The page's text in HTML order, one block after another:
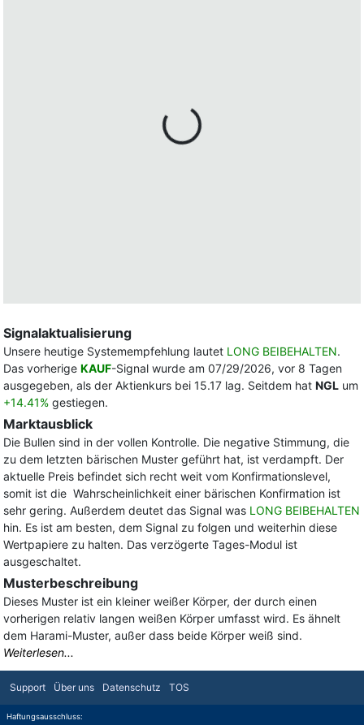
Signalaktualisierung
Unsere heutige Systemempfehlung lautet LONG BEIBEHALTEN.
Das vorherige KAUF-Signal wurde am 07/29/2026, vor 8 Tagen
ausgegeben, als der Aktienkurs bei 15.17 lag. Seitdem hat NGL um
+14.41% gestiegen.
Marktausblick
Die Bullen sind in der vollen Kontrolle. Die negative Stimmung, die
zu dem letzten bärischen Muster geführt hat, ist verdampft. Der
aktuelle Preis befindet sich recht weit vom Konfirmationslevel,
somit ist die Wahrscheinlichkeit einer bärischen Konfirmation ist
sehr gering. Außerdem deutet das Signal was LONG BEIBEHALTEN
hin. Es ist am besten, dem Signal zu folgen und weiterhin diese
Wertpapiere zu halten. Das verzögerte Tages-Modul ist
ausgeschaltet.
Musterbeschreibung
Dieses Muster ist ein kleiner weißer Körper, der durch einen
vorherigen relativ langen weißen Körper umfasst wird. Es ähnelt
dem Harami-Muster, außer dass beide Körper weiß sind.
Weiterlesen...
Support Über uns Datenschutz TOS
Haftungsausschluss: